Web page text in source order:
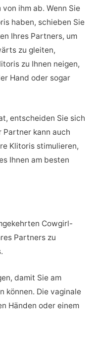
ihm ab. Wenn Sie
haben, schieben Sie
Ihres Partners, um
zu gleiten,
zu Ihnen neigen,
Hand oder sogar
entscheiden Sie sich
kann auch
Klitoris stimulieren,
Ihnen am besten
Cowgirl-
Partners zu
damit Sie am
können. Die vaginale
Händen oder einem